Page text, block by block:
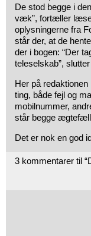
De stod begge i
væk”, fortæller
oplysningerne fra
står der, at de
der i bogen: “Der
teleselskab”,
Her på
ting, både fejl og
mobilnummer,
står begge
Det er nok en god
3 kommentarer til